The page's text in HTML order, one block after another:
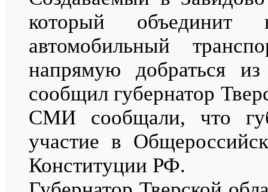
который объединит
автомобильный
напрямую добраться
сообщил губернатор
СМИ сообщали, что
участие в
Конституции РФ.